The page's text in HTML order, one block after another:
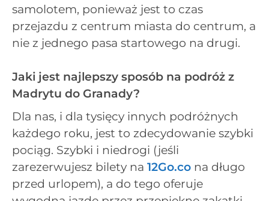
samolotem, ponieważ jest to czas
przejazdu z centrum miasta do centrum, a
nie z jednego pasa startowego na drugi.
Jaki jest najlepszy sposób na podróż z
Madrytu do Granady?
Dla nas, i dla tysięcy innych podróżnych
każdego roku, jest to zdecydowanie szybki
pociąg. Szybki i niedrogi (jeśli
zarezerwujesz bilety na 12Go.co na długo
przed urlopem), a do tego oferuje